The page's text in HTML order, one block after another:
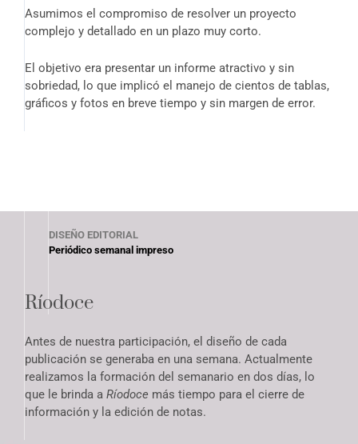
Asumimos el compromiso de resolver un proyecto
complejo y detallado en un plazo muy corto.
El objetivo era presentar un informe atractivo y sin
sobriedad, lo que implicó el manejo de cientos de tablas,
gráficos y fotos en breve tiempo y sin margen de error.
DISEÑO EDITORIAL
Periódico semanal impreso
Ríodoce
Antes de nuestra participación, el diseño de cada
publicación se generaba en una semana. Actualmente
realizamos la formación del semanario en dos días, lo
que le brinda a Ríodoce más tiempo para el cierre de
información y la edición de notas.